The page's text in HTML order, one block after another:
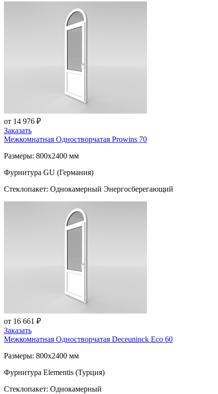
от 14 976 ₽
Заказать
Межкомнатная Одностворчатая Prowins 70
Размеры: 800x2400 мм
Фурнитура GU (Германия)
Стеклопакет: Однокамерный Энергосберегающий
от 16 661 ₽
Заказать
Межкомнатная Одностворчатая Deceuninck Eco 60
Размеры: 800x2400 мм
Фурнитура Elementis (Турция)
Стеклопакет: Однокамерный